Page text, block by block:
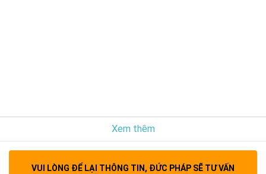
Xem thêm
VUI LÒNG ĐỂ LẠI THÔNG TIN, ĐỨC PHÁP SẼ TƯ VẤN